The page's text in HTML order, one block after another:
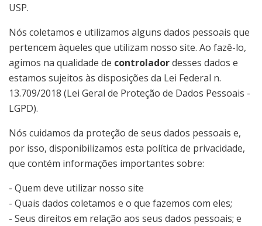
USP.
Nós coletamos e utilizamos alguns dados pessoais que
pertencem àqueles que utilizam nosso site. Ao fazê-lo,
agimos na qualidade de controladordesses dados e
estamos sujeitos às disposições da Lei Federal n.
13.709/2018 (Lei Geral de Proteção de Dados Pessoais -
LGPD).
Nós cuidamos da proteção de seus dados pessoais e,
por isso, disponibilizamos esta política de privacidade,
que contém informações importantes sobre:
- Quem deve utilizar nosso site
- Quais dados coletamos e o que fazemos com eles;
- Seus direitos em relação aos seus dados pessoais; e